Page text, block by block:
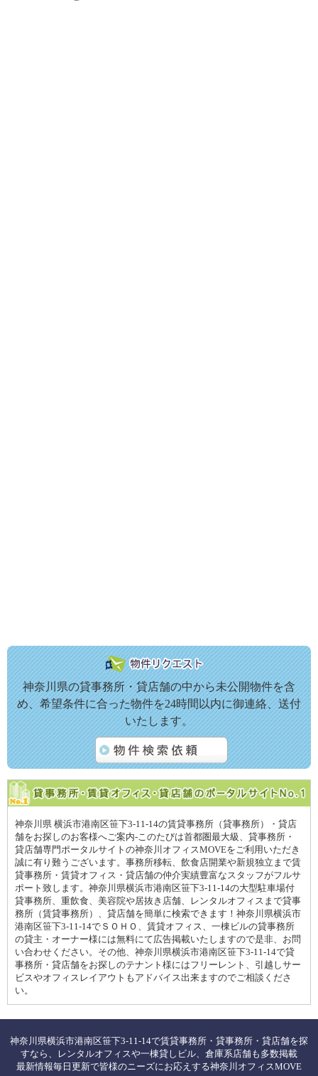
神奈川県の貸事務所・貸店舗の中から未公開物件を含
め、希望条件に合った物件を24時間以内に御連絡、送付
いたします。
神奈川県 横浜市港南区笹下3-11-14の賃貸事務所（貸事務所）・貸店
舗をお探しのお客様へご案内-このたびは首都圏最大級、貸事務所・
貸店舗専門ポータルサイトの神奈川オフィスMOVEをご利用いただき
誠に有り難うございます。事務所移転、飲食店開業や新規独立まで賃
貸事務所・賃貸オフィス・貸店舗の仲介実績豊富なスタッフがフルサ
ポート致します。神奈川県横浜市港南区笹下3-11-14の大型駐車場付
貸事務所、重飲食、美容院や居抜き店舗、レンタルオフィスまで貸事
務所（賃貸事務所）、貸店舗を簡単に検索できます！神奈川県横浜市
港南区笹下3-11-14でＳＯＨＯ、賃貸オフィス、一棟ビルの貸事務所
の貸主・オーナー様には無料にて広告掲載いたしますので是非、お問
い合わせください。その他、神奈川県横浜市港南区笹下3-11-14で貸
事務所・貸店舗をお探しのテナント様にはフリーレント、引越しサー
ビスやオフィスレイアウトもアドバイス出来ますのでご相談くださ
い。
神奈川県横浜市港南区笹下3-11-14で賃貸事務所・貸事務所・貸店舗を探
すなら、レンタルオフィスや一棟貸しビル、倉庫系店舗も多数掲載
最新情報毎日更新で皆様のニーズにお応えする神奈川オフィスMOVE